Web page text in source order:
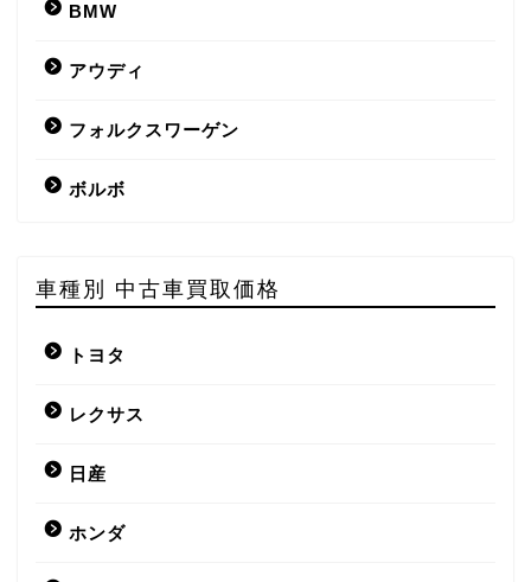
BMW
アウディ
フォルクスワーゲン
ボルボ
車種別 中古車買取価格
トヨタ
レクサス
日産
ホンダ